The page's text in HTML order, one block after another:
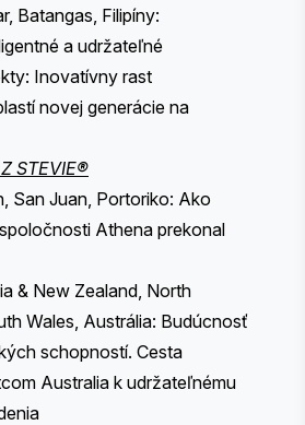
Batangas, Filipíny:
a udržateľné
Inovatívny rast
novej generácie na
STEVIE®
San Juan, Portoriko: Ako
Athena prekonal
& New Zealand, North
Wales, Austrália: Budúcnosť
schopností. Cesta
Australia k udržateľnému